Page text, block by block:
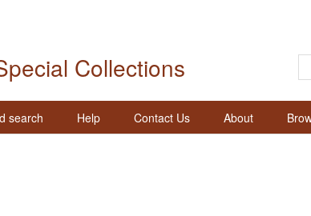
Collections
search Help Contact Us About